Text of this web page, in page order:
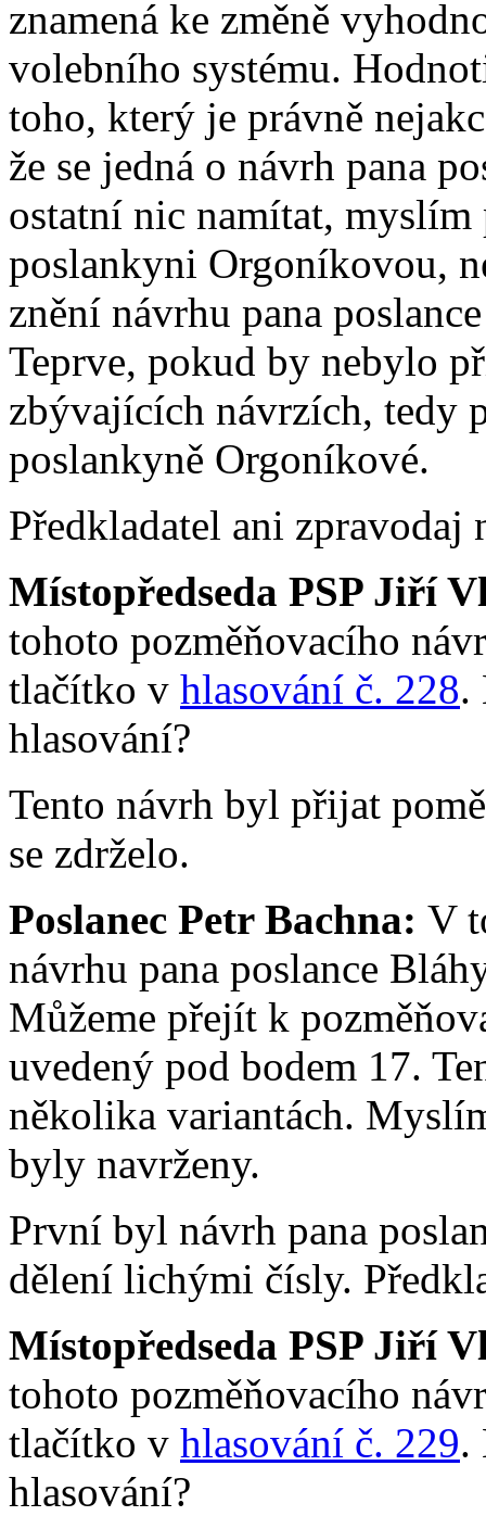
znamená ke změně
volebního systému.
toho, který je právně
že se jedná o návrh pana
ostatní nic namítat, myslím
poslankyni Orgoníkovou,
znění návrhu pana
Teprve, pokud by nebylo
zbývajících návrzích, tedy
poslankyně Orgoníkové.
Předkladatel ani zpravodaj
Místopředseda PSP Jiří
tohoto pozměňovacího
tlačítko v hlasování č. 228.
hlasování?
Tento návrh byl přijat
se zdrželo.
Poslanec Petr Bachna: V
návrhu pana poslance
Můžeme přejít k
uvedený pod bodem 17.
několika variantách.
byly navrženy.
První byl návrh pana
dělení lichými čísly.
Místopředseda PSP Jiří
tohoto pozměňovacího
tlačítko v hlasování č. 229.
hlasování?